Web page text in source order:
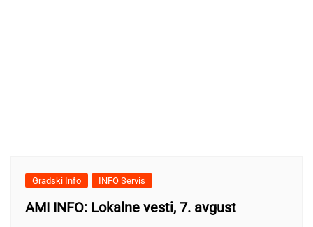
Gradski Info INFO Servis
AMI INFO: Lokalne vesti, 7. avgust